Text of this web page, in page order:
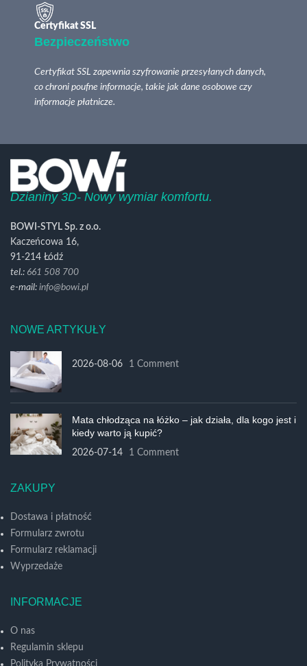
Certyfikat SSL
Bezpieczeństwo
Certyfikat SSL zapewnia szyfrowanie przesyłanych danych,
co chroni poufne informacje, takie jak dane osobowe czy
informacje płatnicze.
Dzianiny 3D- Nowy wymiar komfortu.
BOWI-STYL Sp. z o.o.
Kaczeńcowa 16,
91-214 Łódź
tel.: 661 508 700
e-mail: info@bowi.pl
NOWE ARTYKUŁY
2026-08-06 1 Comment
Mata chłodząca na łóżko – jak działa, dla kogo jest i
kiedy warto ją kupić?
2026-07-14 1 Comment
ZAKUPY
Dostawa i płatność
Formularz zwrotu
Formularz reklamacji
Wyprzedaże
INFORMACJE
O nas
Regulamin sklepu
Polityka Prywatności